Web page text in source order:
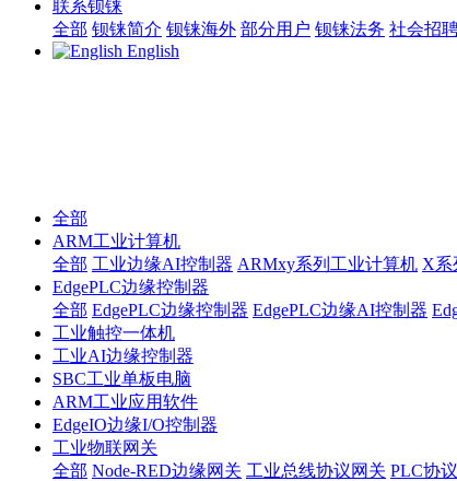
联系钡铼
全部 钡铼简介 钡铼海外 部分用户 钡铼法务 社会招
English
全部
ARM工业计算机
全部 工业边缘AI控制器 ARMxy系列工业计算机 X系
EdgePLC边缘控制器
全部 EdgePLC边缘控制器 EdgePLC边缘AI控制器
工业触控一体机
工业AI边缘控制器
SBC工业单板电脑
ARM工业应用软件
EdgeIO边缘I/O控制器
工业物联网关
全部 Node-RED边缘网关 工业总线协议网关 PLC协